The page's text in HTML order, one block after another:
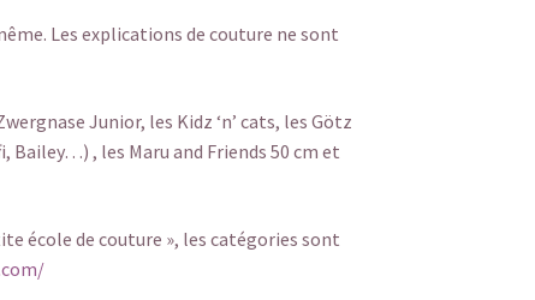
Les explications de couture ne sont
Junior, les Kidz ‘n’ cats, les Götz
Bailey…) , les Maru and Friends 50 cm et
école de couture », les catégories sont